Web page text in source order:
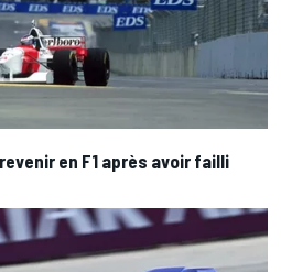
en F1 après avoir failli